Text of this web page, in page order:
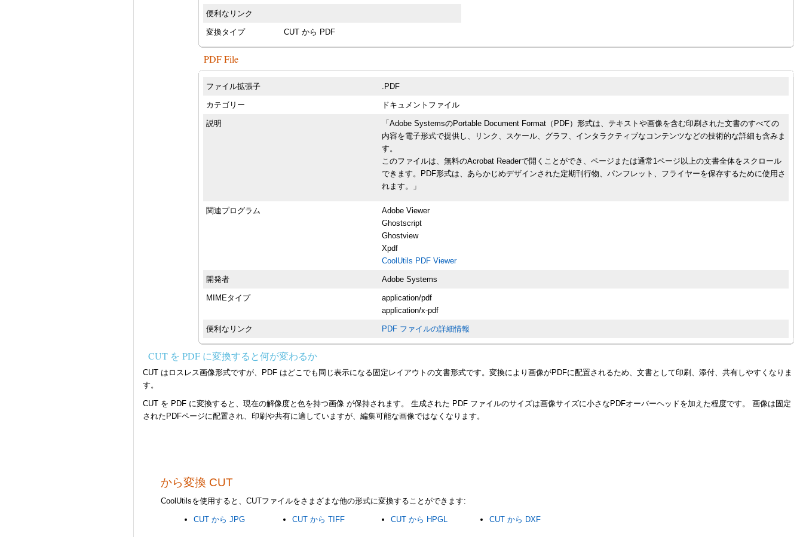
便利なリンク
変換タイプ CUT から PDF
PDF File
ファイル拡張子 .PDF
カテゴリー ドキュメントファイル
説明
「Adobe SystemsのPortable Document Format（PDF）形式は、テキストや画像を含む印刷された文書のすべての
内容を電子形式で提供し、リンク、スケール、グラフ、インタラクティブなコンテンツなどの技術的な詳細も含みま
す。
このファイルは、無料のAcrobat Readerで開くことができ、ページまたは通常1ページ以上の文書全体をスクロール
できます。PDF形式は、あらかじめデザインされた定期刊行物、パンフレット、フライヤーを保存するために使用さ
れます。」
関連プログラム
Adobe Viewer
Ghostscript
Ghostview
Xpdf
CoolUtils PDF Viewer
開発者 Adobe Systems
MIMEタイプ
application/pdf
application/x-pdf
便利なリンク PDF ファイルの詳細情報
CUT を PDF に変換すると何が変わるか
CUT はロスレス画像形式ですが、PDF はどこでも同じ表示になる固定レイアウトの文書形式です。変換により画像がPDFに配置されるため、文書として印刷、添付、共有しやすくなりま
す。
CUT を PDF に変換すると、現在の解像度と色を持つ画像 が保持されます。 生成された PDF ファイルのサイズは画像サイズに小さなPDFオーバーヘッドを加えた程度です。 画像は固定
されたPDFページに配置され、印刷や共有に適していますが、編集可能な画像ではなくなります。
から変換 CUT
CoolUtilsを使用すると、CUTファイルをさまざまな他の形式に変換することができます:
CUT から JPG CUT から TIFF CUT から HPGL CUT から DXF